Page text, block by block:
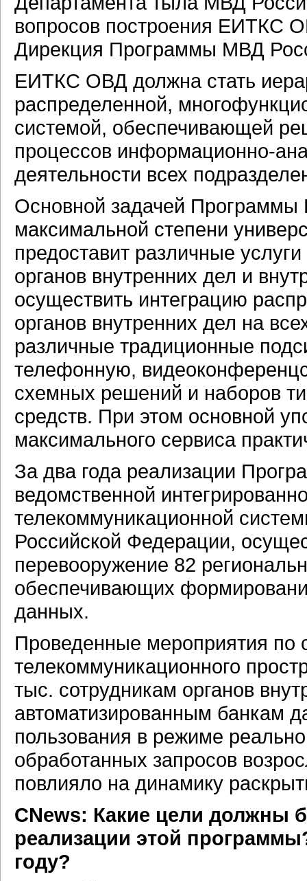
вопросов построения ЕИТКС
Дирекция Программы МВД
ЕИТКС ОВД должна стать
распределенной,
системой, обеспечивающей
процессов информационно-
деятельности всех
Основной задачей Программы
максимальной степени
предоставит различные
органов внутренних дел и
осуществить интеграцию
органов внутренних дел на
различные традиционные
телефонную,
схемных решений и наборов
средств. При этом основной
максимального сервиса
За два года реализации
ведомственной
телекоммуникационной
Российской Федерации,
перевооружение 82
обеспечивающих
данных.
Проведенные мероприятия по
телекоммуникационного
тыс. сотрудникам органов
автоматизированным банкам
пользования в режиме
обработанных запросов
повлияло на динамику
CNews: Какие цели должны
реализации этой
году?